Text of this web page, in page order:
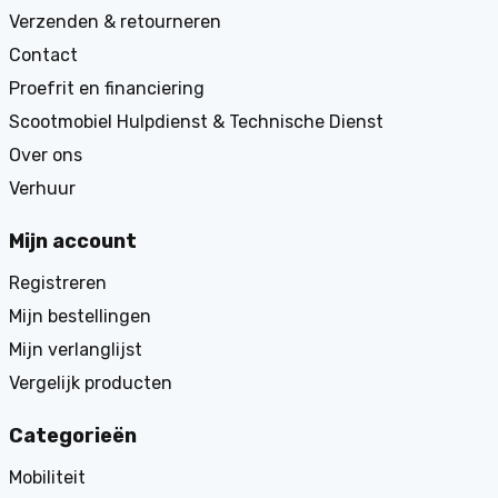
Verzenden & retourneren
Contact
Proefrit en financiering
Scootmobiel Hulpdienst & Technische Dienst
Over ons
Verhuur
Mijn account
Registreren
Mijn bestellingen
Mijn verlanglijst
Vergelijk producten
Categorieën
Mobiliteit